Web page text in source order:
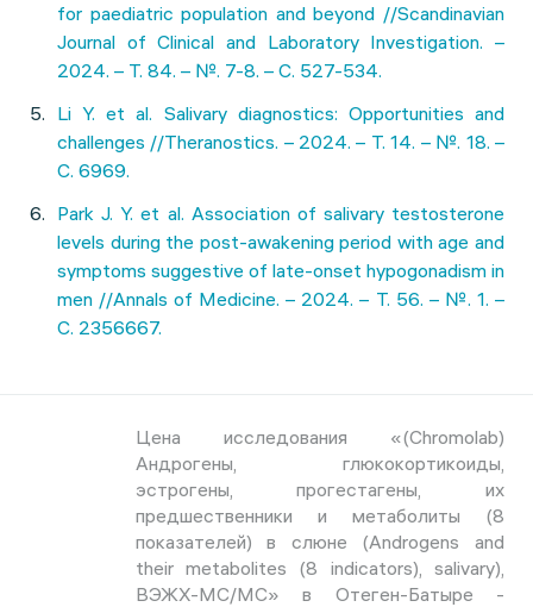
for paediatric population and beyond //Scandinavian
Journal of Clinical and Laboratory Investigation. –
2024. – Т. 84. – №. 7-8. – С. 527-534.
Li Y. et al. Salivary diagnostics: Opportunities and
challenges //Theranostics. – 2024. – Т. 14. – №. 18. –
С. 6969.
Park J. Y. et al. Association of salivary testosterone
levels during the post-awakening period with age and
symptoms suggestive of late-onset hypogonadism in
men //Annals of Medicine. – 2024. – Т. 56. – №. 1. –
С. 2356667.
Цена исследования «(Chromolab)
Андрогены, глюкокортикоиды,
эстрогены, прогестагены, их
предшественники и метаболиты (8
показателей) в слюне (Androgens and
their metabolites (8 indicators), salivary),
ВЭЖХ-МС/МС» в Отеген-Батыре -